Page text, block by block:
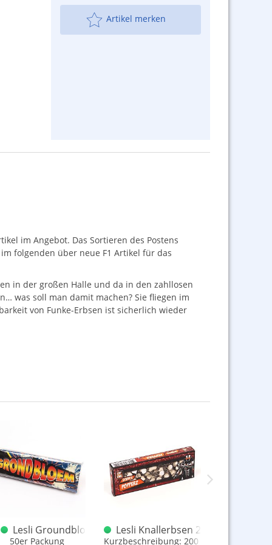
Artikel merken
im Angebot. Das Sortieren des Postens
folgenden über neue F1 Artikel für das
in der großen Halle und da in den zahllosen
was soll man damit machen? Sie fliegen im
von Funke-Erbsen ist sicherlich wieder
XXL Pack 45 Stück
je 15 großen Knallerbsen
Lesli Groundbloem 50er alte Version
50er Packung
Lesli Knallerbsen 200 Stück
Kurzbeschreibung: 200 Stück